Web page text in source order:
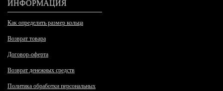
ИНФОРМАЦИЯ
Как определить размер кольца
Возврат товара
Договор-оферта
Возврат денежных средств
Политика обработки персональных